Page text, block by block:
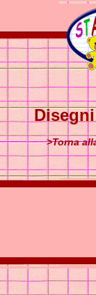
>Torna